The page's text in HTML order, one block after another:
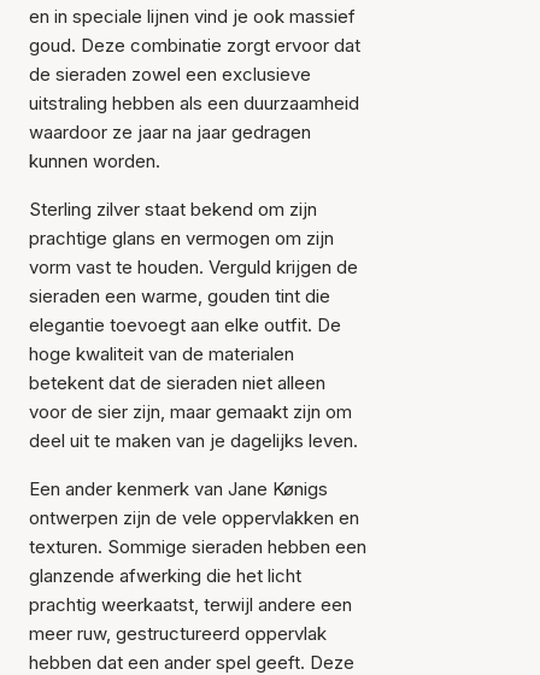
en in speciale lijnen vind je ook massief
goud. Deze combinatie zorgt ervoor dat
de sieraden zowel een exclusieve
uitstraling hebben als een duurzaamheid
waardoor ze jaar na jaar gedragen
kunnen worden.
Sterling zilver staat bekend om zijn
prachtige glans en vermogen om zijn
vorm vast te houden. Verguld krijgen de
sieraden een warme, gouden tint die
elegantie toevoegt aan elke outfit. De
hoge kwaliteit van de materialen
betekent dat de sieraden niet alleen
voor de sier zijn, maar gemaakt zijn om
deel uit te maken van je dagelijks leven.
Een ander kenmerk van Jane Kønigs
ontwerpen zijn de vele oppervlakken en
texturen. Sommige sieraden hebben een
glanzende afwerking die het licht
prachtig weerkaatst, terwijl andere een
meer ruw, gestructureerd oppervlak
hebben dat een ander spel geeft. Deze